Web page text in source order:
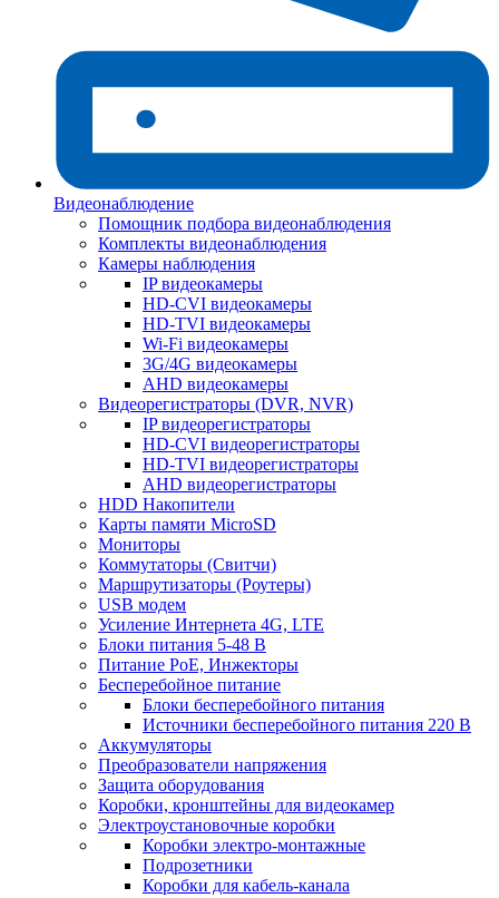
Видеонаблюдение
Помощник подбора видеонаблюдения
Комплекты видеонаблюдения
Камеры наблюдения
IP видеокамеры
HD-CVI видеокамеры
HD-TVI видеокамеры
Wi-Fi видеокамеры
3G/4G видеокамеры
AHD видеокамеры
Видеорегистраторы (DVR, NVR)
IP видеорегистраторы
HD-CVI видеорегистраторы
HD-TVI видеорегистраторы
AHD видеорегистраторы
HDD Накопители
Карты памяти MicroSD
Мониторы
Коммутаторы (Свитчи)
Маршрутизаторы (Роутеры)
USB модем
Усиление Интернета 4G, LTE
Блоки питания 5-48 В
Питание PoE, Инжекторы
Бесперебойное питание
Блоки бесперебойного питания
Источники бесперебойного питания 220 В
Аккумуляторы
Преобразователи напряжения
Защита оборудования
Коробки, кронштейны для видеокамер
Электроустановочные коробки
Коробки электро-монтажные
Подрозетники
Коробки для кабель-канала